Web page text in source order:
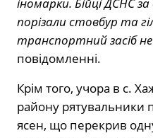
порізали стовбур та
транспортний засіб не
повідомленні.
Крім того, учора в с.
району
ясен, що перекрив